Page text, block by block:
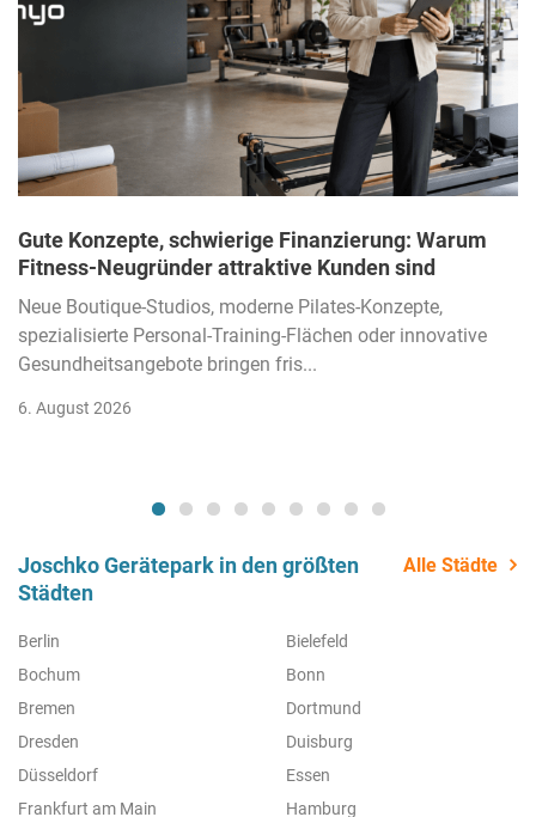
Gute Konzepte, schwierige Finanzierung: Warum
Fitness-Neugründer attraktive Kunden sind
Neue Boutique-Studios, moderne Pilates-Konzepte,
spezialisierte Personal-Training-Flächen oder innovative
Gesundheitsangebote bringen fris...
6. August 2026
Joschko Gerätepark in den größten
Städten
Alle Städte
Berlin
Bielefeld
Bochum
Bonn
Bremen
Dortmund
Dresden
Duisburg
Düsseldorf
Essen
Frankfurt am Main
Hamburg